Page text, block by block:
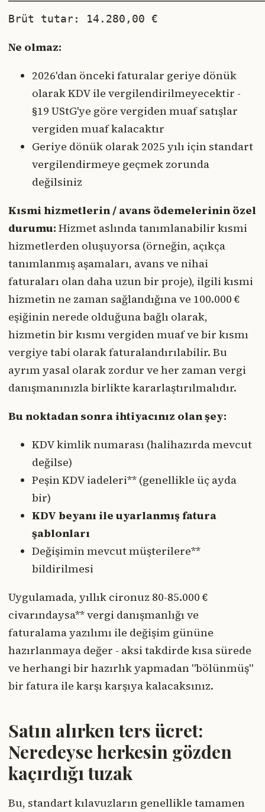
Brüt tutar: 14.280,00 €
Ne olmaz:
2026'dan önceki faturalar geriye dönük
olarak KDV ile vergilendirilmeyecektir -
§19 UStG'ye göre vergiden muaf satışlar
vergiden muaf kalacaktır
Geriye dönük olarak 2025 yılı için standart
vergilendirmeye geçmek zorunda
değilsiniz
Kısmi hizmetlerin / avans ödemelerinin özel
durumu: Hizmet aslında tanımlanabilir kısmi
hizmetlerden oluşuyorsa (örneğin, açıkça
tanımlanmış aşamaları, avans ve nihai
faturaları olan daha uzun bir proje), ilgili kısmi
hizmetin ne zaman sağlandığına ve 100.000 €
eşiğinin nerede olduğuna bağlı olarak,
hizmetin bir kısmı vergiden muaf ve bir kısmı
vergiye tabi olarak faturalandırılabilir. Bu
ayrım yasal olarak zordur ve her zaman vergi
danışmanınızla birlikte kararlaştırılmalıdır.
Bu noktadan sonra ihtiyacınız olan şey:
KDV kimlik numarası (halihazırda mevcut
değilse)
Peşin KDV iadeleri** (genellikle üç ayda
bir)
KDV beyanı ile uyarlanmış fatura
şablonları
Değişimin mevcut müşterilere**
bildirilmesi
Uygulamada, yıllık cironuz 80-85.000 €
civarındaysa** vergi danışmanlığı ve
faturalama yazılımı ile değişim gününe
hazırlanmaya değer - aksi takdirde kısa sürede
ve herhangi bir hazırlık yapmadan "bölünmüş"
bir fatura ile karşı karşıya kalacaksınız.
Satın alırken ters ücret:
Neredeyse herkesin gözden
kaçırdığı tuzak
Bu, standart kılavuzların genellikle tamamen